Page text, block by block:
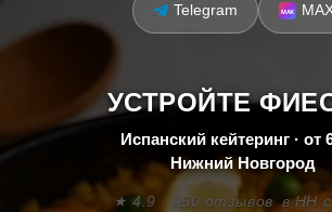
Telegram
УСТРОЙТЕ
Испанский кейтеринг · от
Нижний Новгород
★ 4.9 · 950 отзывов в НН